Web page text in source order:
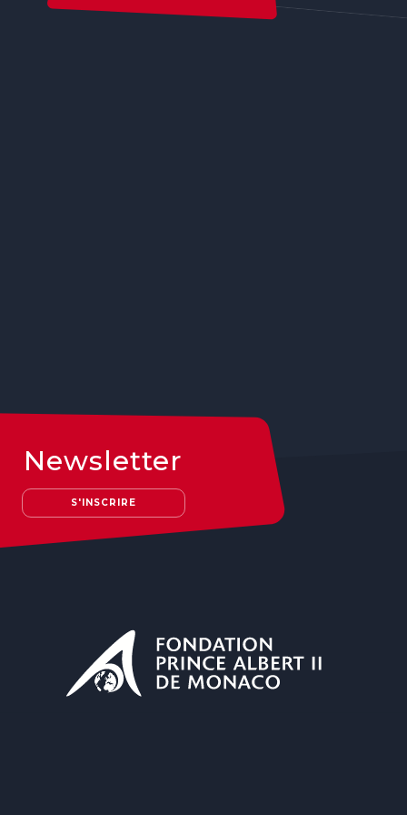
Newsletter
S'INSCRIRE